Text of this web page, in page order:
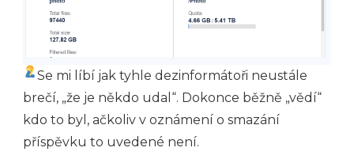
Se mi líbí jak tyhle dezinformátoři neustále
brečí, „že je někdo udal“. Dokonce běžně „vědí“
kdo to byl, ačkoliv v oznámení o smazání
příspěvku to uvedené není.